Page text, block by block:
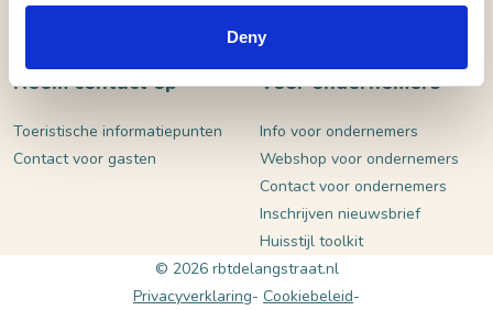
Deny
Neem contact op
Toeristische informatiepunten
Contact voor gasten
Voor ondernemers
Info voor ondernemers
Webshop voor ondernemers
Contact voor ondernemers
Inschrijven nieuwsbrief
Huisstijl toolkit
© 2026 rbtdelangstraat.nl
Privacyverklaring Cookiebeleid